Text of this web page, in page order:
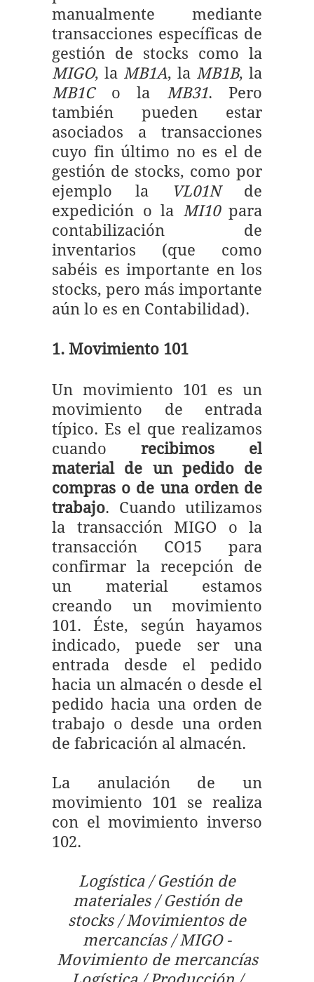
manualmente mediante
transacciones específicas de
gestión de stocks como la
MIGO, la MB1A, la MB1B, la
MB1C o la MB31. Pero
también pueden estar
asociados a transacciones
cuyo fin último no es el de
gestión de stocks, como por
ejemplo la
VL01N de
expedición o la MI10 para
contabilización de
inventarios (que como
sabéis es importante en los
stocks, pero más importante
aún lo es en Contabilidad).
1. Movimiento 101
Un movimiento 101 es un
movimiento de entrada
típico. Es el que realizamos
cuando recibimos el
material de un pedido de
compras o de una orden de
trabajo. Cuando utilizamos
la transacción MIGO o la
transacción CO15 para
confirmar la recepción de
un material estamos
creando un movimiento
101. Éste, según hayamos
indicado, puede ser una
entrada desde el pedido
hacia un almacén o desde el
pedido hacia una orden de
trabajo o desde una orden
de fabricación al almacén.
La anulación de un
movimiento 101 se realiza
con el movimiento inverso
102.
Logística / Gestión de
materiales / Gestión de
stocks / Movimientos de
mercancías / MIGO -
Movimiento de mercancías